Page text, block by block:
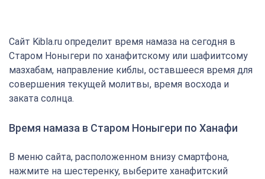
Сайт Kibla.ru определит время намаза на сегодня в
Старом Ноныгери по ханафитскому или шафиитсому
мазхабам, направление киблы, оставшееся время для
совершения текущей молитвы, время восхода и
заката солнца.
Время намаза в Старом Ноныгери по Ханафи
В меню сайта, расположенном внизу смартфона,
нажмите на шестеренку, выберите ханафитский